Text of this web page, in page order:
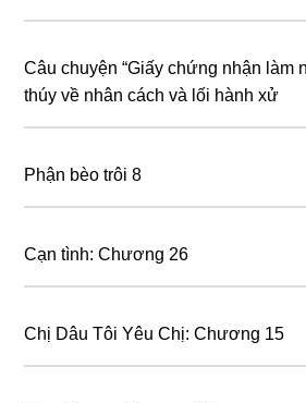
Câu chuyện “Giấy chứng nhận làm
thúy về nhân cách và lối hành xử
Phận bèo trôi 8
Cạn tình: Chương 26
Chị Dâu Tôi Yêu Chị: Chương 15